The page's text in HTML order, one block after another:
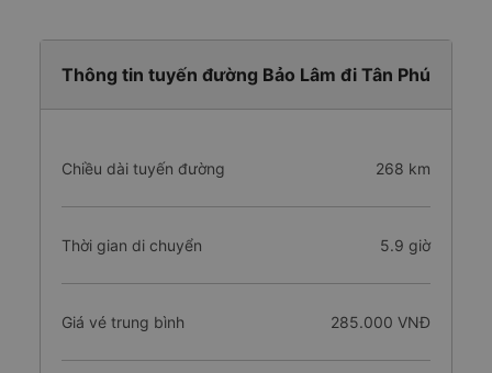
Thông tin tuyến đường Bảo Lâm đi Tân Phú
Chiều dài tuyến đường 268 km
Thời gian di chuyển 5.9 giờ
Giá vé trung bình 285.000 VNĐ